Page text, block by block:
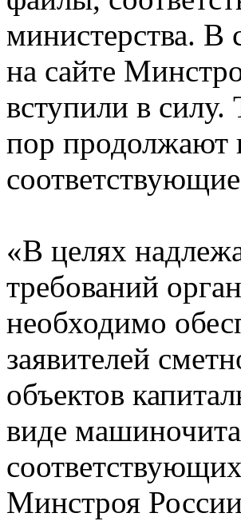
министерства. В
на сайте
вступили в силу.
пор продолжают
«В целях
требований
необходимо
заявителей
объектов
виде
Минстроя